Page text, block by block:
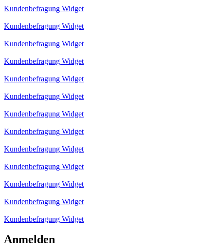
Kundenbefragung Widget
Kundenbefragung Widget
Kundenbefragung Widget
Kundenbefragung Widget
Kundenbefragung Widget
Kundenbefragung Widget
Kundenbefragung Widget
Kundenbefragung Widget
Kundenbefragung Widget
Kundenbefragung Widget
Kundenbefragung Widget
Kundenbefragung Widget
Kundenbefragung Widget
Anmelden